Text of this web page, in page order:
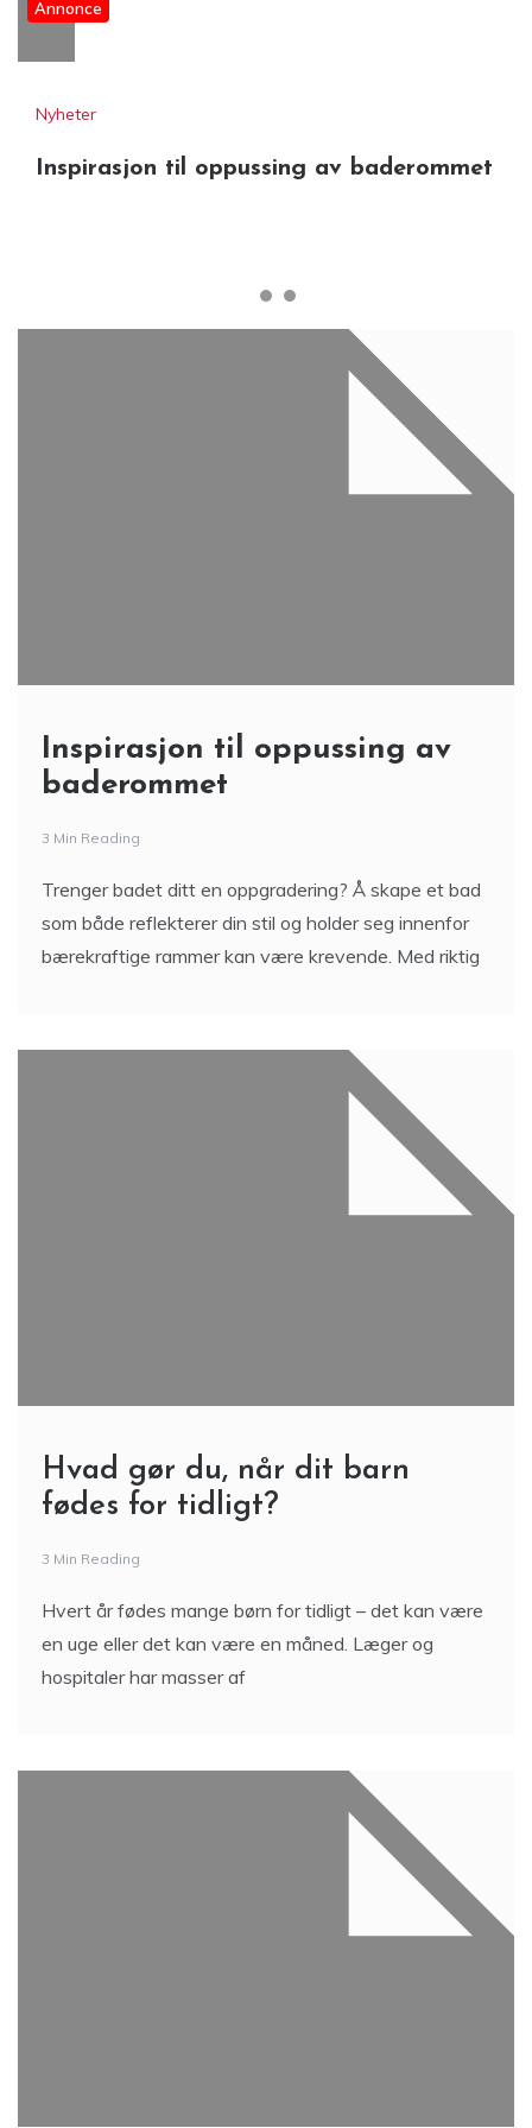
Annonce
Nyheter
Inspirasjon til oppussing av baderommet
Inspirasjon til oppussing av
baderommet
3 Min Reading
Trenger badet ditt en oppgradering? Å skape et bad
som både reflekterer din stil og holder seg innenfor
bærekraftige rammer kan være krevende. Med riktig
Hvad gør du, når dit barn
fødes for tidligt?
3 Min Reading
Hvert år fødes mange børn for tidligt – det kan være
en uge eller det kan være en måned. Læger og
hospitaler har masser af